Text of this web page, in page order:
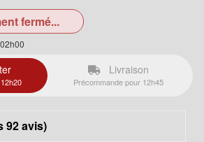
fermé...
Livraison
Précommande pour 12h45
92 avis)